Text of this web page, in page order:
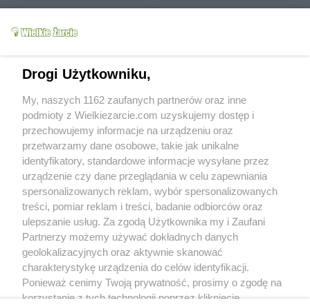
Ryba zapiekana pod
pleśniowym
22.2k 107 2
bbetty
wigilijna
75.7k 162
bbetty
Od kiedy z nami:
2006-08-10
Status:
aktywny (offline)
Wypowiedzi na forum:
104
Wystawione komentarze:
144
Otrzymane komentarze:
153
Wyróżnienia
Drogi Użytkowniku,
My, naszych 1162 zaufanych partnerów oraz inne
podmioty z Wielkiezarcie.com uzyskujemy dostęp i
przechowujemy informacje na urządzeniu oraz
przetwarzamy dane osobowe, takie jak unikalne
identyfikatory, standardowe informacje wysyłane przez
urządzenie czy dane przeglądania w celu zapewniania
spersonalizowanych reklam, wybór spersonalizowanych
treści, pomiar reklam i treści, badanie odbiorców oraz
ulepszanie usług. Za zgodą Użytkownika my i Zaufani
Partnerzy możemy używać dokładnych danych
geolokalizacyjnych oraz aktywnie skanować
charakterystykę urządzenia do celów identyfikacji.
Ponieważ cenimy Twoją prywatność, prosimy o zgodę na
korzystanie z tych technologii poprzez kliknięcie